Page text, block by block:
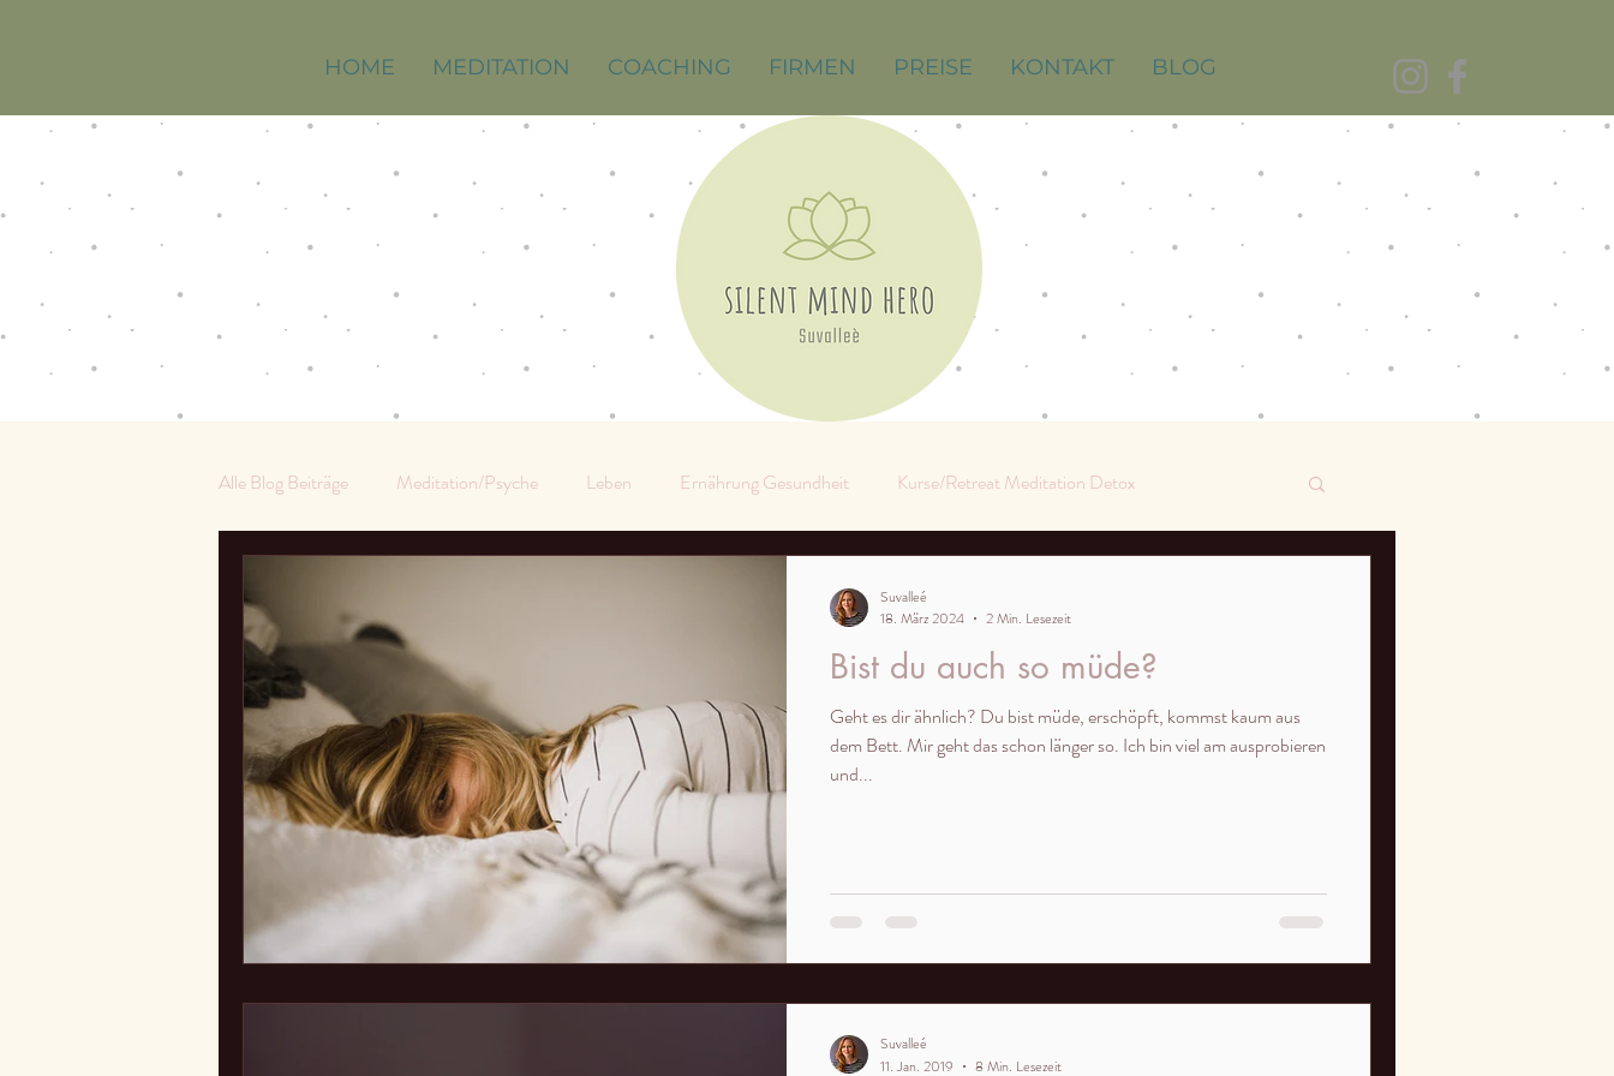
HOME MEDITATION COACHING FIRMEN PREISE KONTAKT BLOG
Alle Blog Beiträge Meditation/Psyche Leben Ernährung Gesundheit Kurse/Retreat Meditation Detox
Bist du auch so müde?
Geht es dir ähnlich? Du bist müde, erschöpft, kommst kaum aus
dem Bett. Mir geht das schon länger so. Ich bin viel am ausprobieren
und...
Suvalleé
18. März 2024
2 Min. Lesezeit
Suvalleé
11. Jan. 2019
8 Min. Lesezeit